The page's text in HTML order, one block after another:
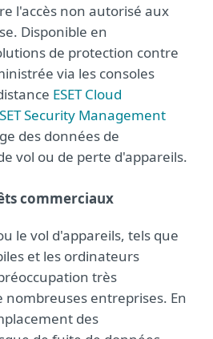
l'accès non autorisé aux
Disponible en
de protection contre
via les consoles
ESET Cloud
Security Management
des données de
vol ou de perte d'appareils.
commerciaux
le vol d'appareils, tels que
et les ordinateurs
très
entreprises. En
des